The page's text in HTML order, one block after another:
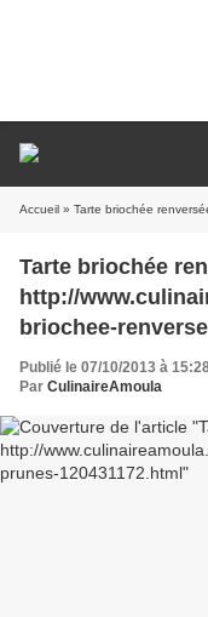
Accueil » Tarte briochée renversée aux prunes
Tarte briochée
http://
briochee-
Publié le 07/10/2013 à
Par CulinaireAmoula